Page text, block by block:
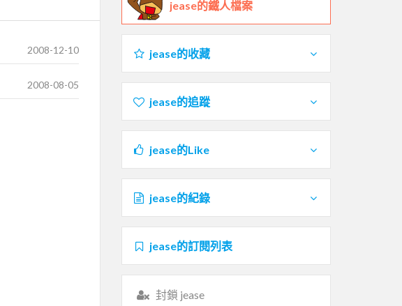
2008-12-10
2008-08-05
jease的鐵人檔案
jease的收藏
jease的追蹤
jease的Like
jease的紀錄
jease的訂閱列表
封鎖 jease